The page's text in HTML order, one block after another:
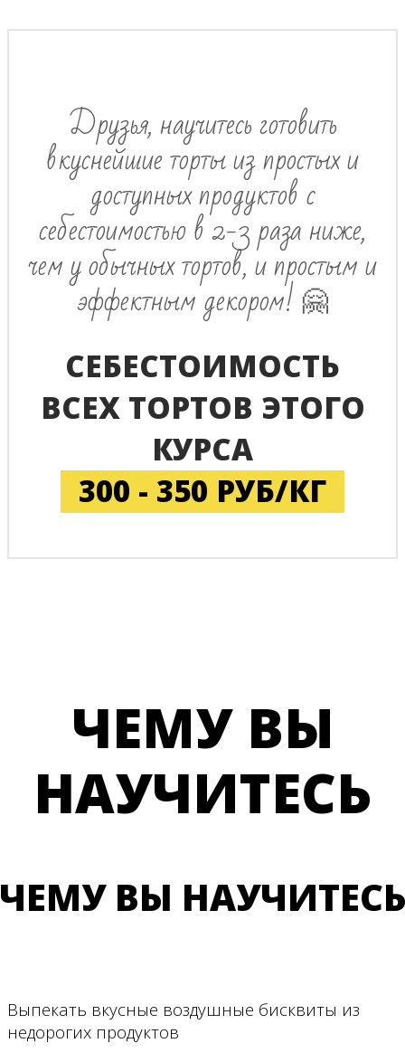
Друзья, научитесь готовить
вкуснейшие торты из простых и
доступных продуктов с
себестоимостью в 2-3 раза ниже,
чем у обычных тортов, и простым и
эффектным декором! 🤗
СЕБЕСТОИМОСТЬ
ВСЕХ ТОРТОВ ЭТОГО
КУРСА
300 - 350 РУБ/КГ
ЧЕМУ ВЫ
НАУЧИТЕСЬ
ЧЕМУ ВЫ НАУЧИТЕСЬ
Выпекать вкусные воздушные бисквиты из
недорогих продуктов